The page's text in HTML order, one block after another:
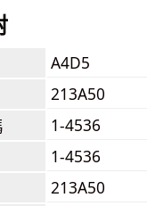
A4D5
213A50
1-4536
1-4536
213A50